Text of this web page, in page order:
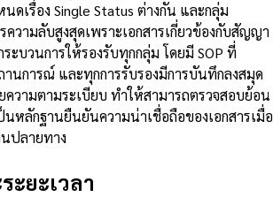
ดเรื่อง Single Status ต่างกัน และกลุ่ม
ความลับสูงสุดเพราะเอกสารเกี่ยวข้องกับสัญญา
ะบวนการให้รองรับทุกกลุ่ม โดยมี SOP ที่
นการณ์ และทุกการรับรองมีการบันทึกลงสมุด
วามตามระเบียบ ทำให้สามารถตรวจสอบย้อน
หลักฐานยืนยันความน่าเชื่อถือของเอกสารเมื่อ
ปลายทาง
ะยะเวลา